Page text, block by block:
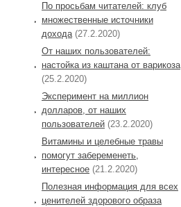
По просьбам читателей: клуб
множественные источники
дохода(27.2.2020)
От наших пользователей:
настойка из каштана от варикоза
(25.2.2020)
Эксперимент на миллион
долларов, от наших
пользователей (23.2.2020)
Витамины и целебные травы
помогут забеременеть,
интересное (21.2.2020)
Полезная информация для всех
ценителей здорового образа